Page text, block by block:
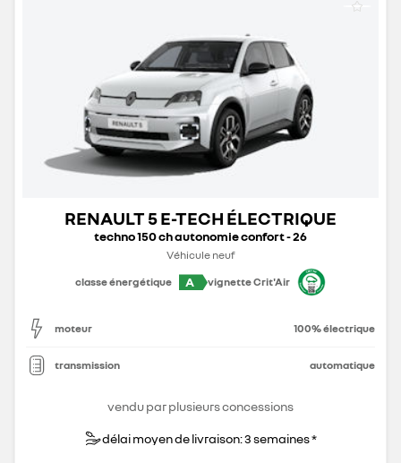
RENAULT 5 E-TECH ÉLECTRIQUE
techno 150 ch autonomie confort - 26
Véhicule neuf
classe énergétique
A vignette Crit'Air
moteur 100% électrique
transmission automatique
vendu par plusieurs concessions
délai moyen de livraison: 3 semaines *